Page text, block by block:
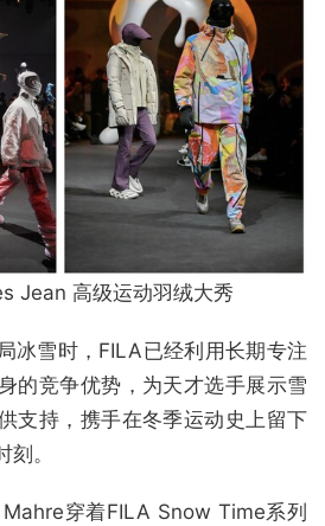
Jean 高级运动羽绒大秀
冰雪时，FILA已经利用长期专注
的竞争优势，为天才选手展示雪
支持，携手在冬季运动史上留下
。
穿着FILA Snow Time系列